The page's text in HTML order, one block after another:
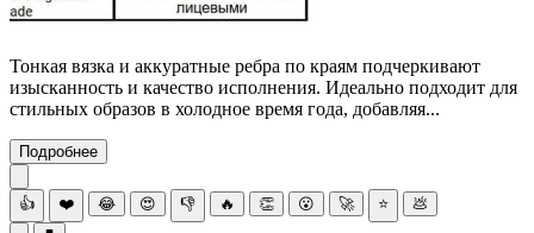
Тонкая вязка и аккуратные ребра по краям подчеркивают
изысканность и качество исполнения. Идеально подходит для
стильных образов в холодное время года, добавляя...
Подробнее
👍 ❤️ 😂 😍 👎 🔥 👏 😮 🚀 ⭐ 💩